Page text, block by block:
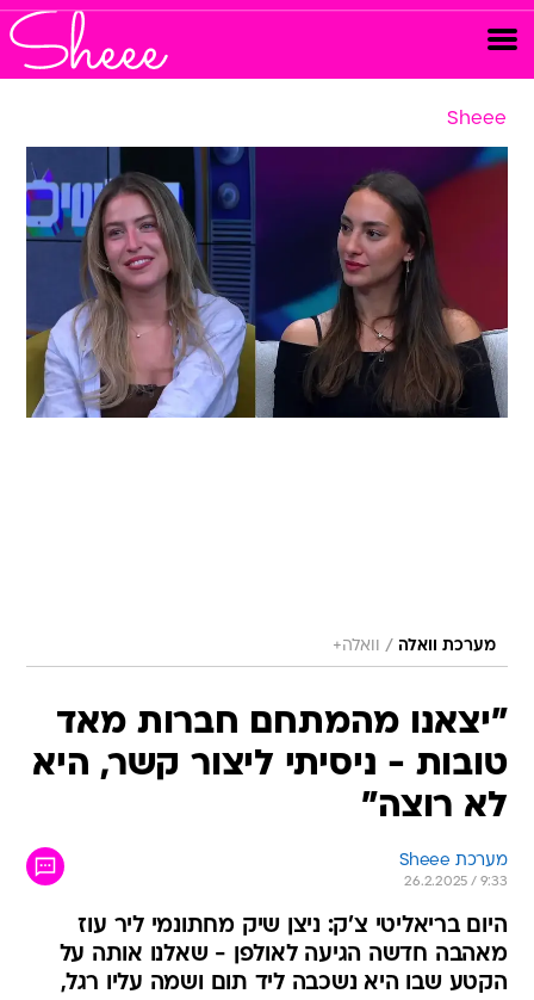
Sheee
מערכת וואלה / וואלה+
"יצאנו מהמתחם חברות מאד
טובות - ניסיתי ליצור קשר, היא
לא רוצה"
מערכת Sheee
26.2.2025 / 9:33
היום בריאליטי צ'ק: ניצן שיק מחתונמי ליר עוז
מאהבה חדשה הגיעה לאולפן - שאלנו אותה על
הקטע שבו היא נשכבה ליד תום ושמה עליו רגל,